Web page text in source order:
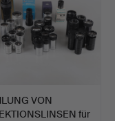
VON
für